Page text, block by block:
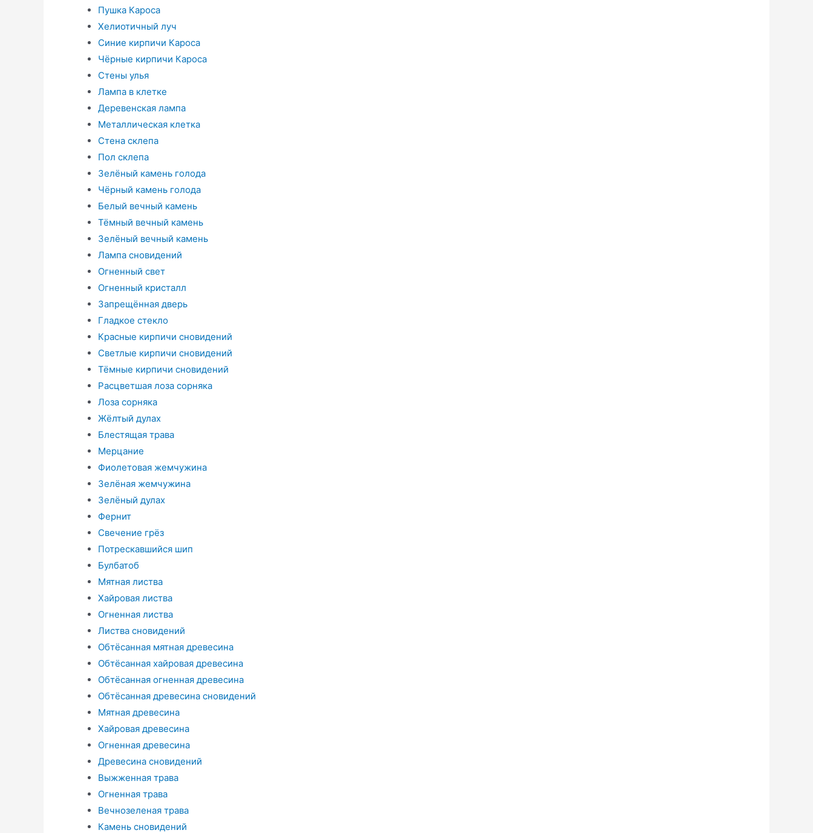
Пушка Кароса
Хелиотичный луч
Синие кирпичи Кароса
Чёрные кирпичи Кароса
Стены улья
Лампа в клетке
Деревенская лампа
Металлическая клетка
Стена склепа
Пол склепа
Зелёный камень голода
Чёрный камень голода
Белый вечный камень
Тёмный вечный камень
Зелёный вечный камень
Лампа сновидений
Огненный свет
Огненный кристалл
Запрещённая дверь
Гладкое стекло
Красные кирпичи сновидений
Светлые кирпичи сновидений
Тёмные кирпичи сновидений
Расцветшая лоза сорняка
Лоза сорняка
Жёлтый дулах
Блестящая трава
Мерцание
Фиолетовая жемчужина
Зелёная жемчужина
Зелёный дулах
Фернит
Свечение грёз
Потрескавшийся шип
Булбатоб
Мятная листва
Хайровая листва
Огненная листва
Листва сновидений
Обтёсанная мятная древесина
Обтёсанная хайровая древесина
Обтёсанная огненная древесина
Обтёсанная древесина сновидений
Мятная древесина
Хайровая древесина
Огненная древесина
Древесина сновидений
Выжженная трава
Огненная трава
Вечнозеленая трава
Камень сновидений